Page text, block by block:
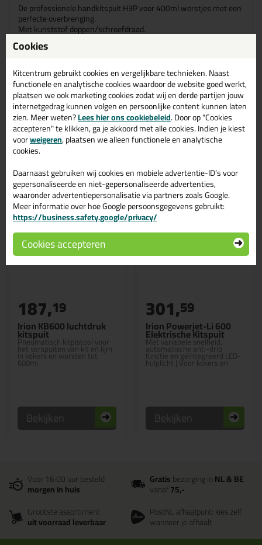
De professionele handkitspuit H3P voor 400ml worstjes met een
perfecte overbrenging.
Met kunststof doppen/schroefdraad.
Tip: reinig bij uw nieuwe kitspuit de zuigerstang en huls
Kenmerken
Perfect voor kokers en 400ml worsten
kunststof doppen/schroefdraad
Gerelateerde producten
Irion KB600 luchtdruk
kitspuit
Pneumatisch kitpistool voor
het verspuiten van kit en lijm
in kokers en worsten tot
600ml
187,19
Bekijken
Irion Powerjet-Li 600
Elektrische Kitspuit
Met variabele snelheid,
automatische anti-drip
functie en geïntegreerd LED-
hulplicht | Voor kokers en
worsten tot 600ml
301,59
Bekijken
Voor 16:00 uur besteld
morgen in huis
Gratisbezorging inNL & BE
vanaf75,-
Grootste assortiment
uit voorraad leverbaar
PostNL afhaalpunt: kies zelf
wanneer je afhaalt
Cookies
Kitcentrum gebruikt cookies en vergelijkbare technieken. Naast
functionele en analytische cookies waardoor de website goed werkt,
plaatsen we ook marketing cookies zodat wij en derde partijen jouw
internetgedrag kunnen volgen en persoonlijke content kunnen laten
zien. Meer weten?Lees hier ons cookiebeleid. Door op "Cookies
accepteren" te klikken, ga je akkoord met alle cookies. Indien je kiest
voorweigeren, plaatsen we alleen functionele en analytische
cookies.
Daarnaast gebruiken wij cookies en mobiele advertentie-ID’s voor
gepersonaliseerde en niet-gepersonaliseerde advertenties,
waaronder advertentiepersonalisatie via partners zoals Google.
Meer informatie over hoe Google persoonsgegevens gebruikt:
https://business.safety.google/privacy/
Cookies accepteren